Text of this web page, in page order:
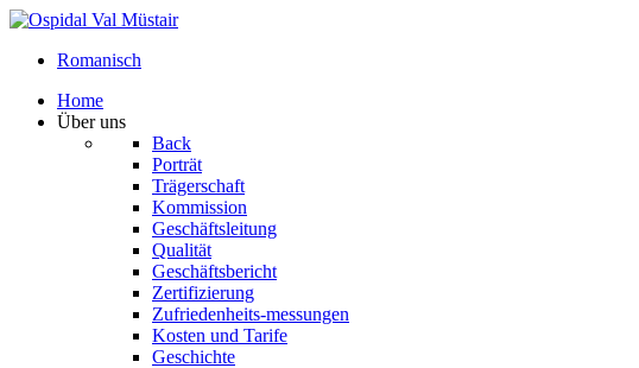
Romanisch
Home
Über uns
Back
Porträt
Trägerschaft
Kommission
Geschäftsleitung
Qualität
Geschäftsbericht
Zertifizierung
Zufriedenheits-messungen
Kosten und Tarife
Geschichte